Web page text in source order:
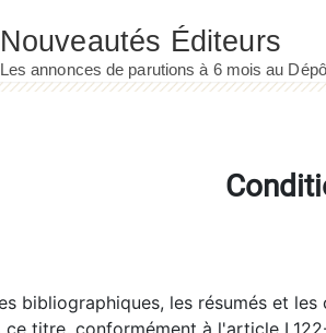
bibliographiques, les résumés et
ce titre, conformément à l'article